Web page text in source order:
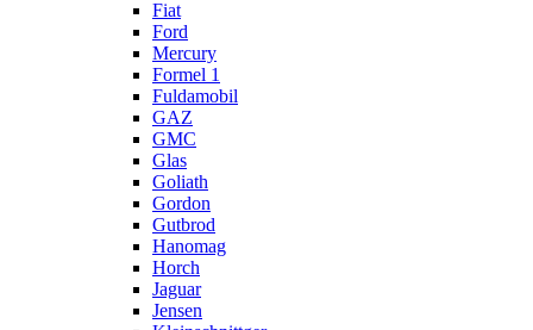
Fiat
Ford
Mercury
Formel 1
Fuldamobil
GAZ
GMC
Glas
Goliath
Gordon
Gutbrod
Hanomag
Horch
Jaguar
Jensen